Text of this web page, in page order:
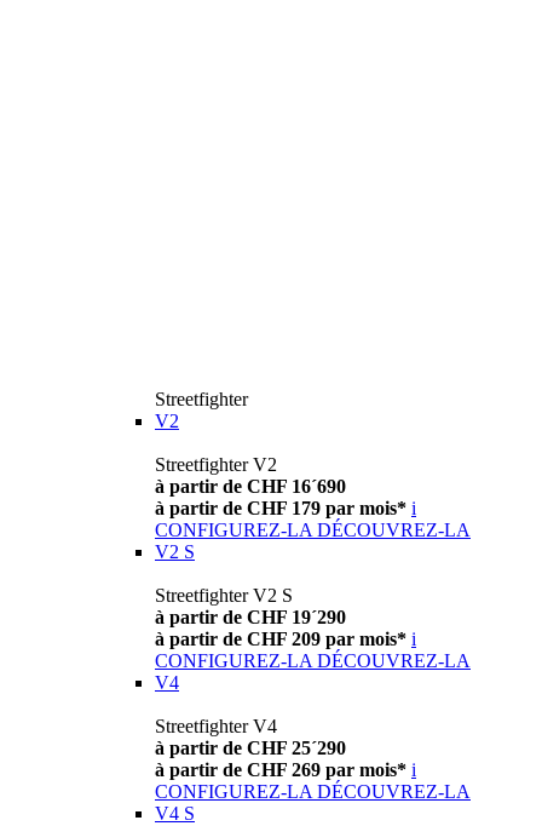
Streetfighter
V2
Streetfighter V2
à partir de CHF 16´690
à partir de CHF 179 par mois* i
CONFIGUREZ-LA DÉCOUVREZ-LA
V2 S
Streetfighter V2 S
à partir de CHF 19´290
à partir de CHF 209 par mois* i
CONFIGUREZ-LA DÉCOUVREZ-LA
V4
Streetfighter V4
à partir de CHF 25´290
à partir de CHF 269 par mois* i
CONFIGUREZ-LA DÉCOUVREZ-LA
V4 S